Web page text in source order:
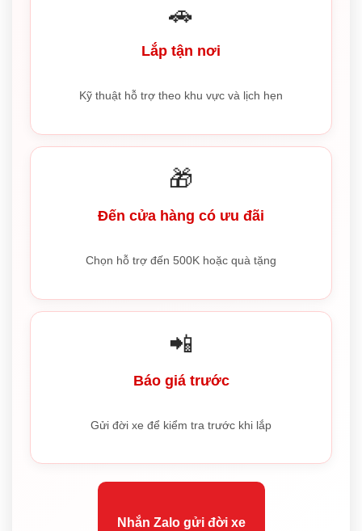
🚗
Lắp tận nơi
Kỹ thuật hỗ trợ theo khu vực và lịch hẹn
🎁
Đến cửa hàng có ưu đãi
Chọn hỗ trợ đến 500K hoặc quà tặng
📲
Báo giá trước
Gửi đời xe để kiểm tra trước khi lắp
Nhắn Zalo gửi đời xe